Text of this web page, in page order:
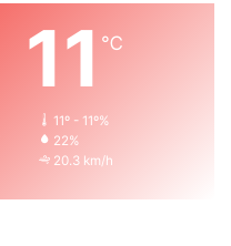
11 ℃
11º - 11º%
22%
20.3 km/h